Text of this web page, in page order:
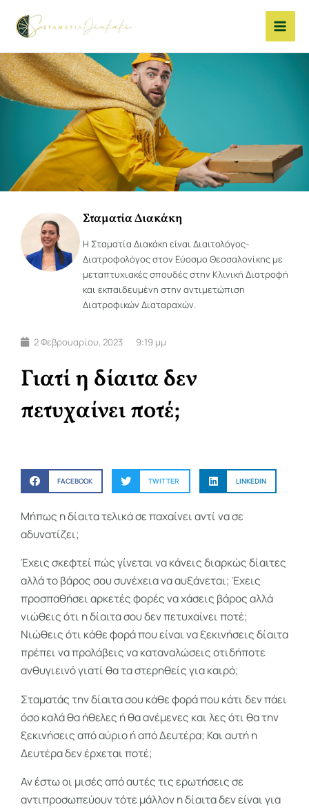
στο
Σταματία Διακάκη
Η Σταματία Διακάκη είναι Διαιτολόγος-
Διατροφολόγος στον Εύοσμο Θεσσαλονίκης με
μεταπτυχιακές σπουδές στην Κλινική Διατροφή
και εκπαιδευμένη στην αντιμετώπιση
Διατροφικών Διαταραχών.
2 Φεβρουαρίου, 2023 9:19 μμ
Γιατί η δίαιτα δεν
πετυχαίνει ποτέ;
FACEBOOK TWITTER LINKEDIN
Μήπως η δίαιτα τελικά σε παχαίνει αντί να σε
αδυνατίζει;
Έχεις σκεφτεί πώς γίνεται να κάνεις διαρκώς δίαιτες
αλλά το βάρος σου συνέχεια να αυξάνεται; Έχεις
προσπαθήσει αρκετές φορές να χάσεις βάρος αλλά
νιώθεις ότι η δίαιτα σου δεν πετυχαίνει ποτέ;
Νιώθεις ότι κάθε φορά που είναι να ξεκινήσεις δίαιτα
πρέπει να προλάβεις να καταναλώσεις οτιδήποτε
ανθυγιεινό γιατί θα τα στερηθείς για καιρό;
Σταματάς την δίαιτα σου κάθε φορά που κάτι δεν πάει
όσο καλά θα ήθελες ή θα ανέμενες και λες ότι θα την
ξεκινήσεις από αύριο ή από Δευτέρα; Και αυτή η
Δευτέρα δεν έρχεται ποτέ;
Αν έστω οι μισές από αυτές τις ερωτήσεις σε
αντιπροσωπεύουν τότε μάλλον η δίαιτα δεν είναι για